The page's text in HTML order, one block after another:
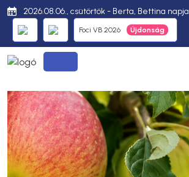
2026.08.06., csütörtök - Berta, Bettina napja
Foci VB 2026